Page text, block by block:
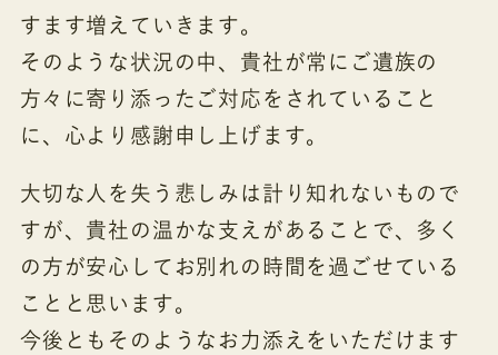
すます増えていきます。
そのような状況の中、貴社が常にご遺族の
方々に寄り添ったご対応をされていること
に、心より感謝申し上げます。
大切な人を失う悲しみは計り知れないもので
すが、貴社の温かな支えがあることで、多く
の方が安心してお別れの時間を過ごせている
ことと思います。
今後ともそのようなお力添えをいただけます